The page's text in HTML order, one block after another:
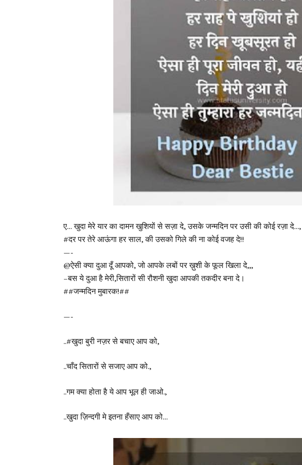
ए… खुदा मेरे यार का दामन खुशियों से सज़ा दे, उसके जन्मदिन पर उसी की कोई रज़ा दे…,
#दर पर तेरे आऊंगा हर साल, की उसको गिले की ना कोई वजह दे!!
—-
@ऐसी क्या दुआ दूँ आपको, जो आपके लबों पर ख़ुशी के फूल खिला दे,,,
–बस ये दुआ है मेरी,सितारों सी रौशनी खुदा आपकी तकदीर बना दे।
##जन्मदिन मुबारक!##
—-
..#खुदा बुरी नज़र से बचाए आप को,
..चाँद सितारों से सजाए आप को.,
..गम क्या होता है ये आप भूल ही जाओ.,
..खुदा ज़िन्दगी मे इतना हँसाए आप को…